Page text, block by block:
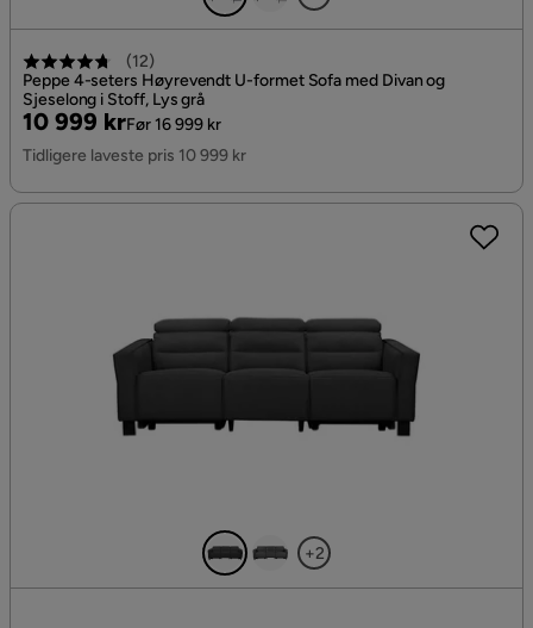
(12)
Peppe 4-seters Høyrevendt U-formet Sofa med Divan og
Sjeselong i Stoff, Lys grå
Pris
10 999 kr
Original
Pris
Før 16 999 kr
Tidligere laveste pris 10 999 kr
+2